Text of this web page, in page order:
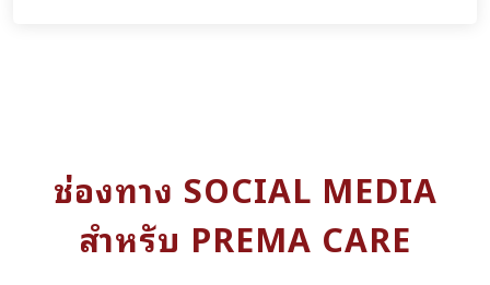
ช่องทาง SOCIAL MEDIA
สำหรับ PREMA CARE